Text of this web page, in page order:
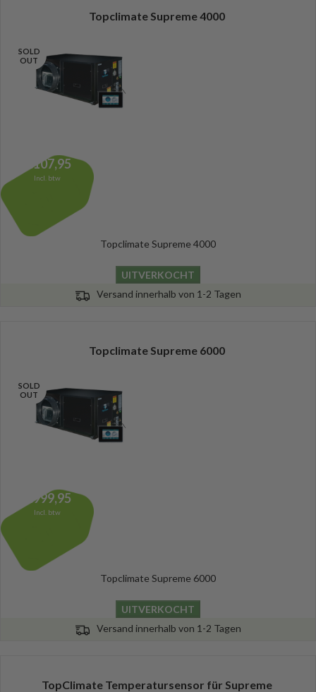
Topclimate Supreme 4000
SOLD
OUT
2.107,95
Incl. btw
Topclimate Supreme 4000
UITVERKOCHT
Versand innerhalb von 1-2 Tagen
Topclimate Supreme 6000
SOLD
OUT
2.999,95
Incl. btw
Topclimate Supreme 6000
UITVERKOCHT
Versand innerhalb von 1-2 Tagen
TopClimate Temperatursensor für Supreme